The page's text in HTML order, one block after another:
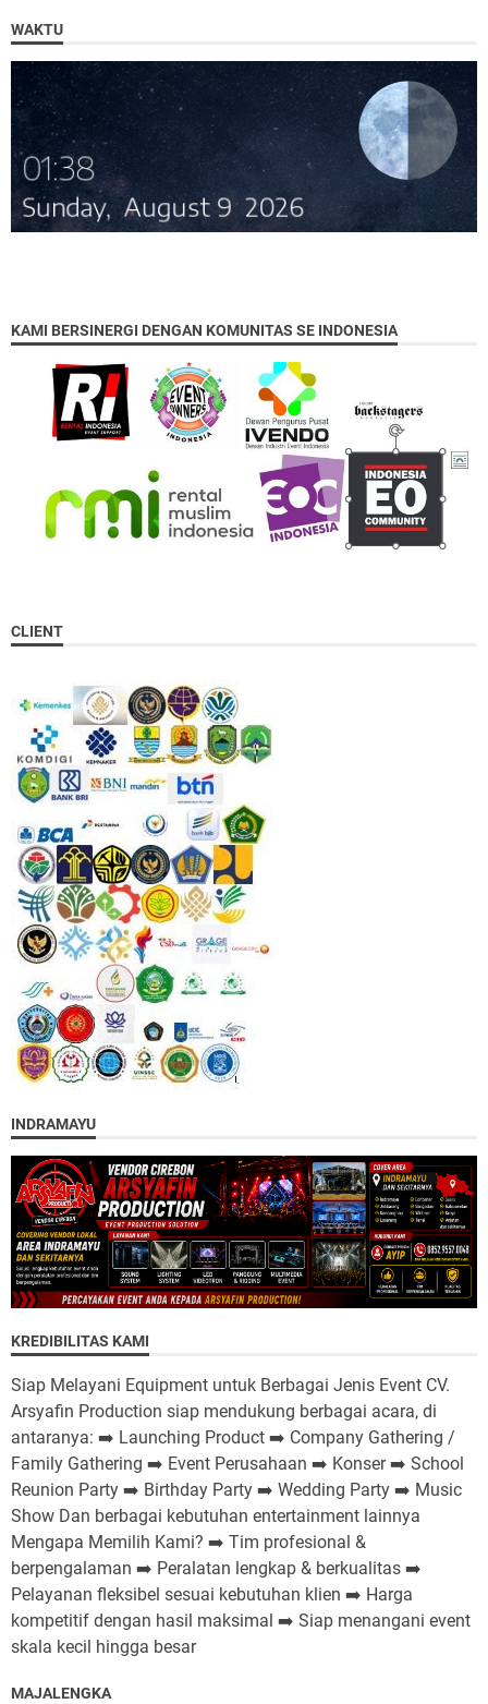
WAKTU
KAMI BERSINERGI DENGAN KOMUNITAS SE INDONESIA
CLIENT
INDRAMAYU
KREDIBILITAS KAMI
Siap Melayani Equipment untuk Berbagai Jenis Event CV.
Arsyafin Production siap mendukung berbagai acara, di
antaranya: ➡️ Launching Product ➡️ Company Gathering /
Family Gathering ➡️ Event Perusahaan ➡️ Konser ➡️ School
Reunion Party ➡️ Birthday Party ➡️ Wedding Party ➡️ Music
Show Dan berbagai kebutuhan entertainment lainnya
Mengapa Memilih Kami? ➡️ Tim profesional &
berpengalaman ➡️ Peralatan lengkap & berkualitas ➡️
Pelayanan fleksibel sesuai kebutuhan klien ➡️ Harga
kompetitif dengan hasil maksimal ➡️ Siap menangani event
skala kecil hingga besar
MAJALENGKA